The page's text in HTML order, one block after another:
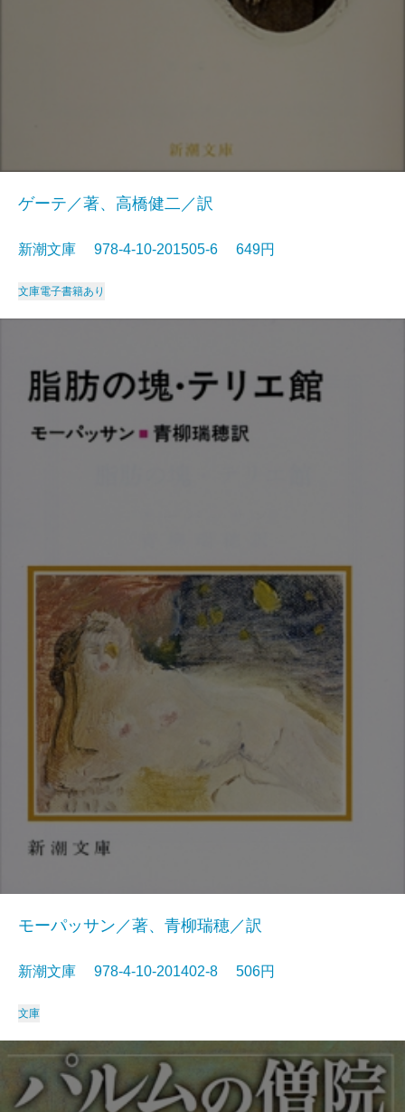
ゲーテ／著、高橋健二／訳
新潮文庫 978-4-10-201505-6 649円
文庫電子書籍あり
モーパッサン／著、青柳瑞穂／訳
新潮文庫 978-4-10-201402-8 506円
文庫